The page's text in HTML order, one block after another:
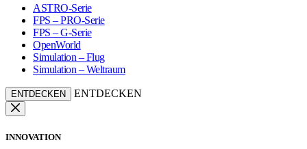
ASTRO-Serie
FPS – PRO-Serie
FPS – G-Serie
OpenWorld
Simulation – Flug
Simulation – Weltraum
ENTDECKEN ENTDECKEN
INNOVATION